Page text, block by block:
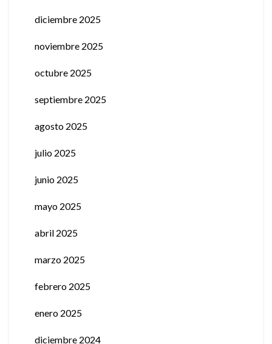
diciembre 2025
noviembre 2025
octubre 2025
septiembre 2025
agosto 2025
julio 2025
junio 2025
mayo 2025
abril 2025
marzo 2025
febrero 2025
enero 2025
diciembre 2024